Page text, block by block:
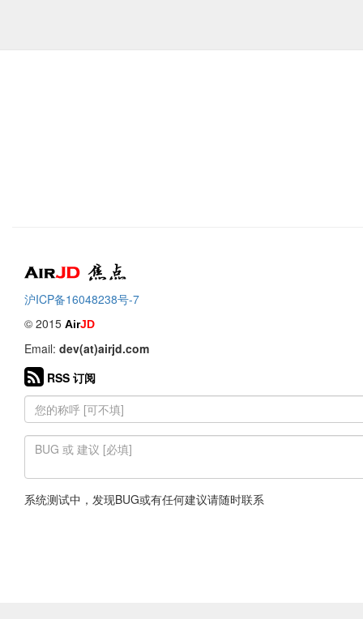
Air焦点
沪ICP备16048238号-7
© 2015 AirJD
Email: dev(at)airjd.com
RSS 订阅
系统测试中，发现BUG或有任何建议请随时联系